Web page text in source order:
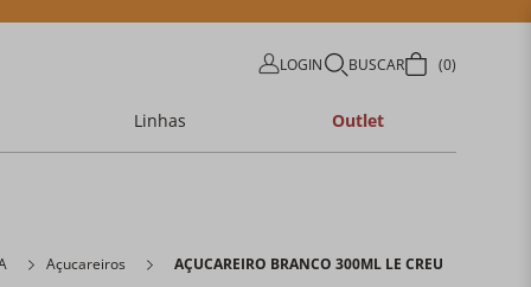
LOGIN BUSCAR 0
Linhas Outlet
Açucareiros AÇUCAREIRO BRANCO 300ML LE CREUSET